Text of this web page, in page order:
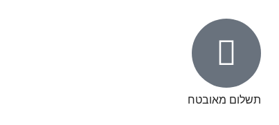
תשלום מאובטח